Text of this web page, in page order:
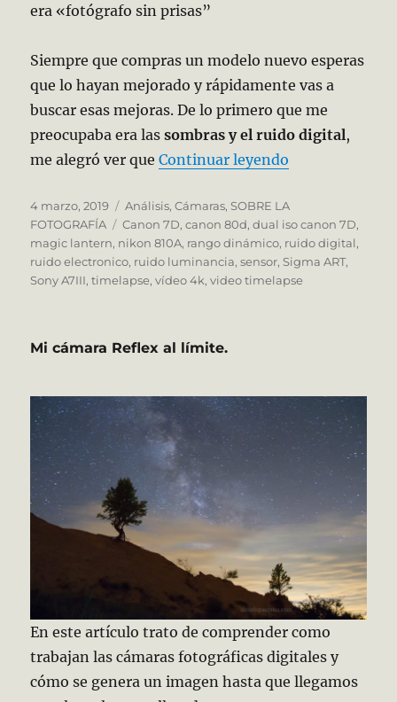
era «fotógrafo sin prisas”
Siempre que compras un modelo nuevo esperas
que lo hayan mejorado y rápidamente vas a
buscar esas mejoras. De lo primero que me
preocupaba era lassombras y el ruido digital,
me alegró ver queContinuar leyendo
Publicado
el
4 marzo, 2019 Categorías
Análisis,Cámaras, SOBRE LA
FOTOGRAFÍA
Etiquetas
Canon 7D,canon 80d,dual iso canon 7D,
magic lantern, nikon 810A, rango dinámico, ruido digital,
ruido electronico, ruido luminancia,sensor, Sigma ART,
Sony A7III,timelapse,vídeo 4k,video timelapse
Mi cámara Reflex al límite.
En este artículo trato de comprender como
trabajan las cámaras fotográficas digitales y
cómo se genera un imagen hasta que llegamos